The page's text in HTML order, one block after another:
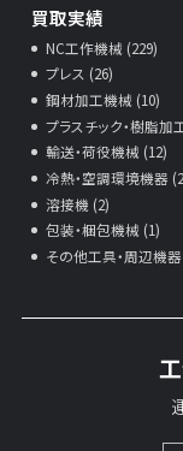
買取実績
NC工作機械 (229)
プレス (26)
鋼材加工機械 (10)
プラスチック・樹脂加
輸送・荷役機械 (12)
冷熱・空調環境機器
溶接機 (2)
包装・梱包機械 (1)
その他工具・周辺機